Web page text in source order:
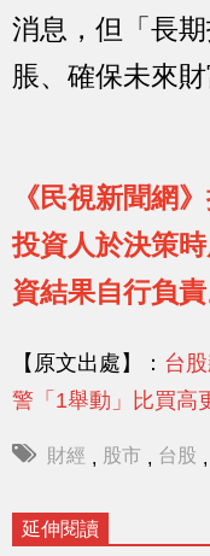
消息，但「長
脹、確保未來
《民視新聞網
投資人於決策
資結果自行負責
【原文出處】： 台
警「1舉動」比買高
財經 , 股市 , 台股 ,
延伸閱讀